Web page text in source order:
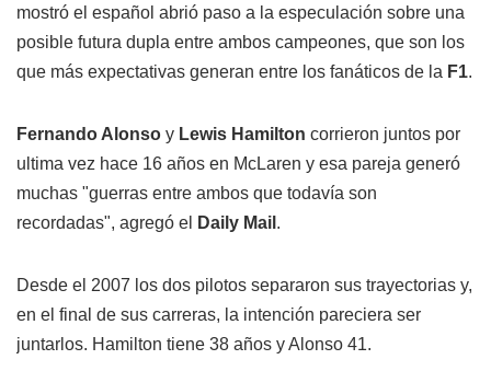
mostró el español abrió paso a la especulación sobre una
posible futura dupla entre ambos campeones, que son los
que más expectativas generan entre los fanáticos de la F1.
Fernando Alonso y Lewis Hamilton corrieron juntos por
ultima vez hace 16 años en McLaren y esa pareja generó
muchas "guerras entre ambos que todavía son
recordadas", agregó el
Daily Mail .
Desde el 2007 los dos pilotos separaron sus trayectorias y,
en el final de sus carreras, la intención pareciera ser
juntarlos. Hamilton tiene 38 años y Alonso 41.